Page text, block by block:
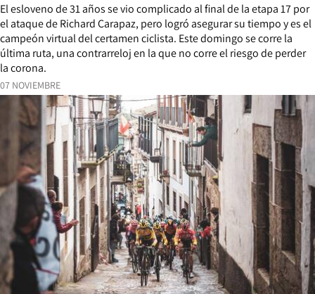
07 NOVIEMBRE
El esloveno de 31 años se vio complicado al final de la etapa 17 por
el ataque de Richard Carapaz, pero logró asegurar su tiempo y es el
campeón virtual del certamen ciclista. Este domingo se corre la
última ruta, una contrarreloj en la que no corre el riesgo de perder
la corona.